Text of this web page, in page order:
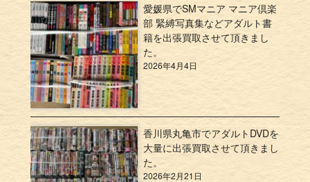
愛媛県でSMマニア マニア倶楽
部 緊縛写真集などアダルト書
籍を出張買取させて頂きまし
た。
2026年4月4日
香川県丸亀市でアダルトDVDを
大量に出張買取させて頂きまし
た。
2026年2月21日